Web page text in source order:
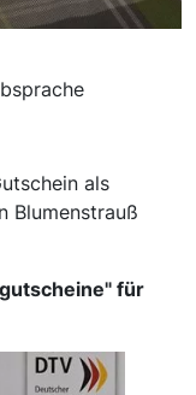
als
Blumenstrauß
für